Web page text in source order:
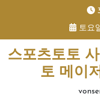
토요
스포츠토토
토 메이